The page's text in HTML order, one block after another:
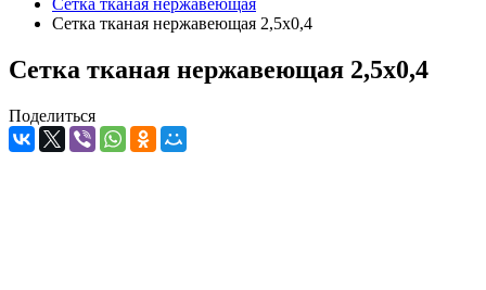
Сетка тканая нержавеющая
Сетка тканая нержавеющая 2,5х0,4
Сетка тканая нержавеющая 2,5х0,4
Поделиться